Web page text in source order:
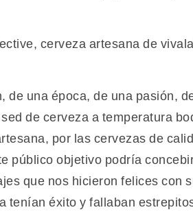
de una época, de una pasión,
de cerveza a temperatura
por las cervezas de
público objetivo podría
que nos hicieron felices con
tenían éxito y fallaban